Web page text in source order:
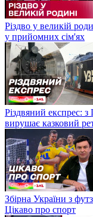
Різдво у великій
у прийомних сім'ях
Різдвяний експрес:
вирушає казковий
Збірна України з
Цікаво про спорт